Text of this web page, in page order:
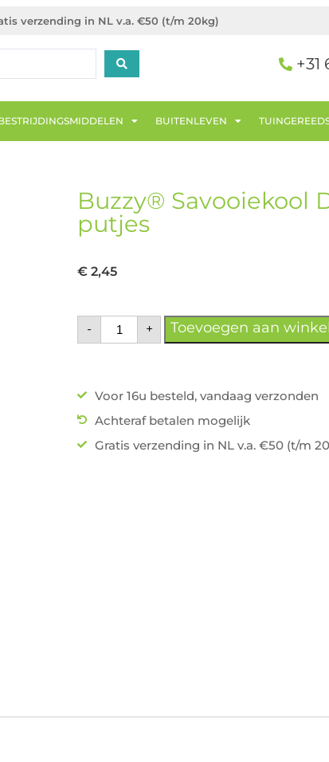
verzending in NL v.a. €50 (t/m 20kg)
+31
BUITENLEVEN
Buzzy® Savooiekool
putjes
€ 2,45
- + Toevoegen aan
Voor 16u besteld, vandaag verzonden
Achteraf betalen mogelijk
Gratis verzending in NL v.a. €50 (t/m